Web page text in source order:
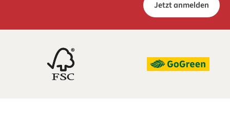
Jetzt anmelden